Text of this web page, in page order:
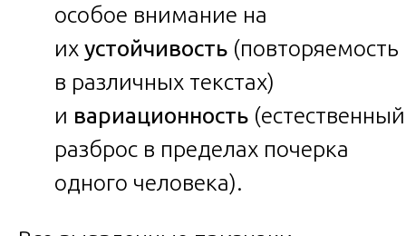
особое внимание на
их устойчивость (повторяемость
в различных текстах)
и вариационность (естественный
разброс в пределах почерка
одного человека).